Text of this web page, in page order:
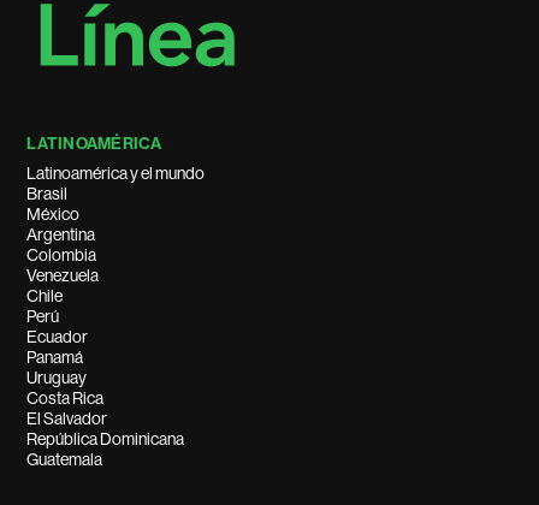
LATINOAMÉRICA
Latinoamérica y el mundo
Brasil
México
Argentina
Colombia
Venezuela
Chile
Perú
Ecuador
Panamá
Uruguay
Costa Rica
El Salvador
República Dominicana
Guatemala